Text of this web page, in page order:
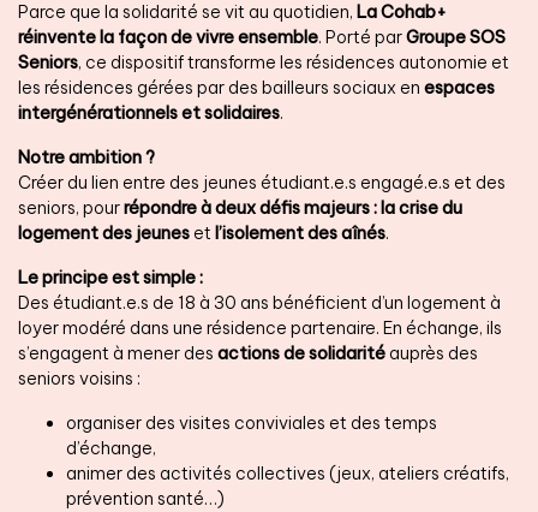
Parce que la solidarité se vit au quotidien, LaCohab+
réinvente la façon de vivre ensemble. Porté parGroupe SOS
Seniors, ce dispositif transforme les résidences autonomie et
les résidences gérées par des bailleurs sociaux en espaces
intergénérationnels et solidaires.
Notre ambition ?
Créer du lien entre des jeunes étudiant.e.s engagé.e.s et des
seniors, pourrépondre à deux défis majeurs : la crise du
logement des jeunes et l’isolement des aînés.
Le principe est simple :
Des étudiant.e.s de 18 à 30 ans bénéficient d’un logement à
loyer modéré dans une résidence partenaire. En échange, ils
s’engagent à mener des actions de solidarité auprès des
seniors voisins :
organiser des visites conviviales et des temps
d’échange,
animer des activités collectives (jeux, ateliers créatifs,
prévention santé…)